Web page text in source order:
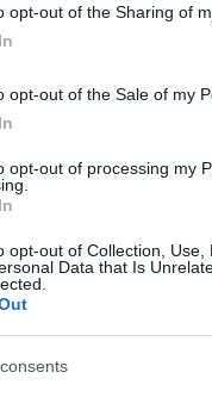
opt-out of the Sharing of
opt-out of the Sale of my
opt-out of processing my
opt-out of Collection,
Data that Is
dersom russere
jeg konkurrere,
mellom nå og
startstreken i
sier